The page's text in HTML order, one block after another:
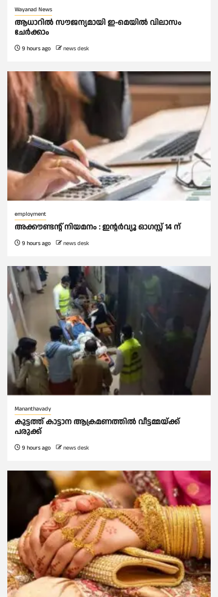
Wayanad News
ആധാറിൽ സൗജന്യമായി ഇ-മെയിൽ വിലാസം
ചേർക്കാം
9 hours ago news desk
employment
അക്കൗണ്ടന്റ് നിയമനം : ഇൻ്റർവ്യൂ ഓഗസ്റ്റ് 14 ന്
9 hours ago news desk
Mananthavady
കുട്ടത്ത് കാട്ടാന ആക്രമണത്തിൽ വീട്ടമ്മയ്ക്ക്
പരുക്ക്
9 hours ago news desk